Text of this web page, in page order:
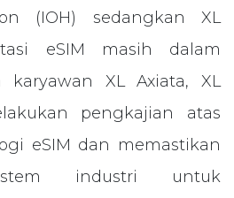
(IOH) sedangkan XL
eSIM masih dalam
karyawan XL Axiata, XL
pengkajian atas
eSIM dan memastikan
industri untuk